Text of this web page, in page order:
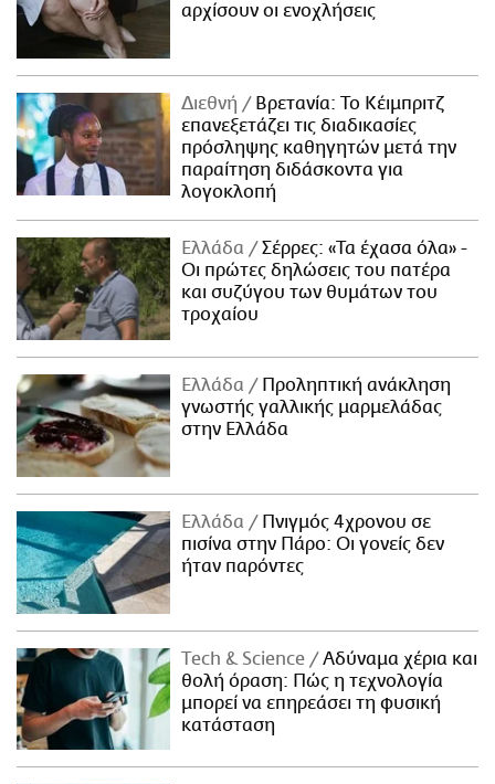
αρχίσουν οι ενοχλήσεις
Διεθνή
Βρετανία: Το Κέιμπριτζ
επανεξετάζει τις διαδικασίες
πρόσληψης καθηγητών μετά την
παραίτηση διδάσκοντα για
λογοκλοπή
Ελλάδα
Σέρρες: «Τα έχασα όλα» -
Οι πρώτες δηλώσεις του πατέρα
και συζύγου των θυμάτων του
τροχαίου
Ελλάδα
Προληπτική ανάκληση
γνωστής γαλλικής μαρμελάδας
στην Ελλάδα
Ελλάδα
Πνιγμός 4χρονου σε
πισίνα στην Πάρο: Οι γονείς δεν
ήταν παρόντες
Τech & Science
Αδύναμα χέρια και
θολή όραση: Πώς η τεχνολογία
μπορεί να επηρεάσει τη φυσική
κατάσταση